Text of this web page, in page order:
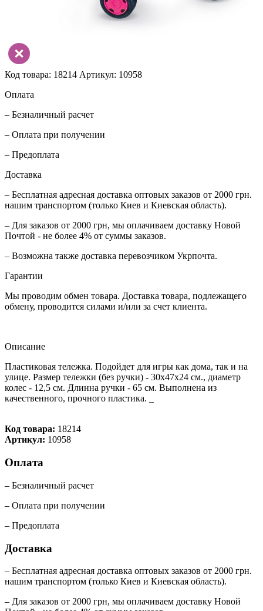
Код товара: 18214 Артикул: 10958
Оплата
– Безналичный расчет
– Оплата при получении
– Предоплата
Доставка
– Бесплатная адресная доставка оптовых заказов от 2000 грн.
нашим транспортом (только Киев и Киевская область).
– Для заказов от 2000 грн, мы оплачиваем доставку Новой
Почтой - не более 4% от суммы заказов.
– Возможна также доставка перевозчиком Укрпочта.
Гарантии
Мы проводим обмен товара. Доставка товара, подлежащего
обмену, проводится силами и/или за счет клиента.
Описание
Пластиковая тележка. Подойдет для игры как дома, так и на
улице. Размер тележки (без ручки) - 30х47х24 см., диаметр
колес - 12,5 см. Длинна ручки - 65 см. Выполнена из
качественного, прочного пластика. _
Код товара: 18214
Артикул: 10958
Оплата
– Безналичный расчет
– Оплата при получении
– Предоплата
Доставка
– Бесплатная адресная доставка оптовых заказов от 2000 грн.
нашим транспортом (только Киев и Киевская область).
– Для заказов от 2000 грн, мы оплачиваем доставку Новой